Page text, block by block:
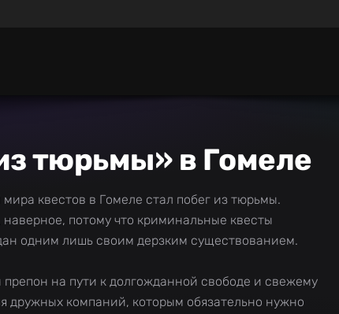
тюрьмы» в Гомеле
квестов в Гомеле стал побег из тюрьмы.
потому что криминальные квесты
одним лишь своим дерзким существованием.
на пути к долгожданной свободе и свежему
дружных компаний, которым обязательно нужно